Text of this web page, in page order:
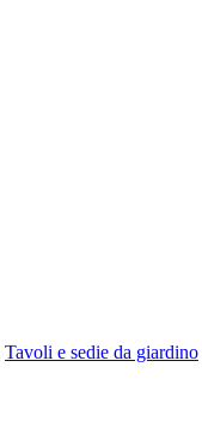
Tavoli e sedie da giardino